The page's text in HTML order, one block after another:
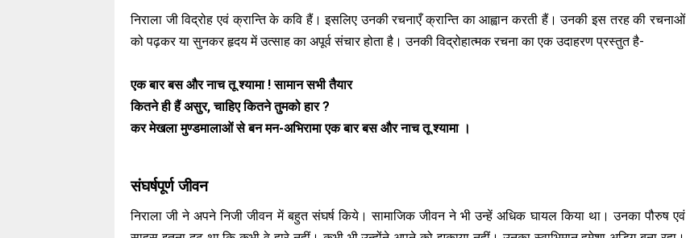
निराला जी विद्रोह एवं क्रान्ति के कवि हैं। इसलिए उनकी रचनाएँ क्रान्ति का आह्वान करती हैं। उनकी इस तरह की रचनाओं
को पढ़कर या सुनकर हृदय में उत्साह का अपूर्व संचार होता है। उनकी विद्रोहात्मक रचना का एक उदाहरण प्रस्तुत है-
एक बार बस और नाच तू श्यामा ! सामान सभी तैयार
कितने ही हैं असुर, चाहिए कितने तुमको हार ?
कर मेखला मुण्डमालाओं से बन मन-अभिरामा एक बार बस और नाच तू श्यामा ।
संघर्षपूर्ण जीवन
निराला जी ने अपने निजी जीवन में बहुत संघर्ष किये। सामाजिक जीवन ने भी उन्हें अधिक घायल किया था। उनका पौरुष एवं